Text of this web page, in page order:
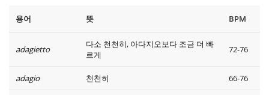
Polski
용어 뜻 BPM
adagietto
다소 천천히, 아다지오보다 조금 더 빠
르게
72-76
adagio 천천히 66-76